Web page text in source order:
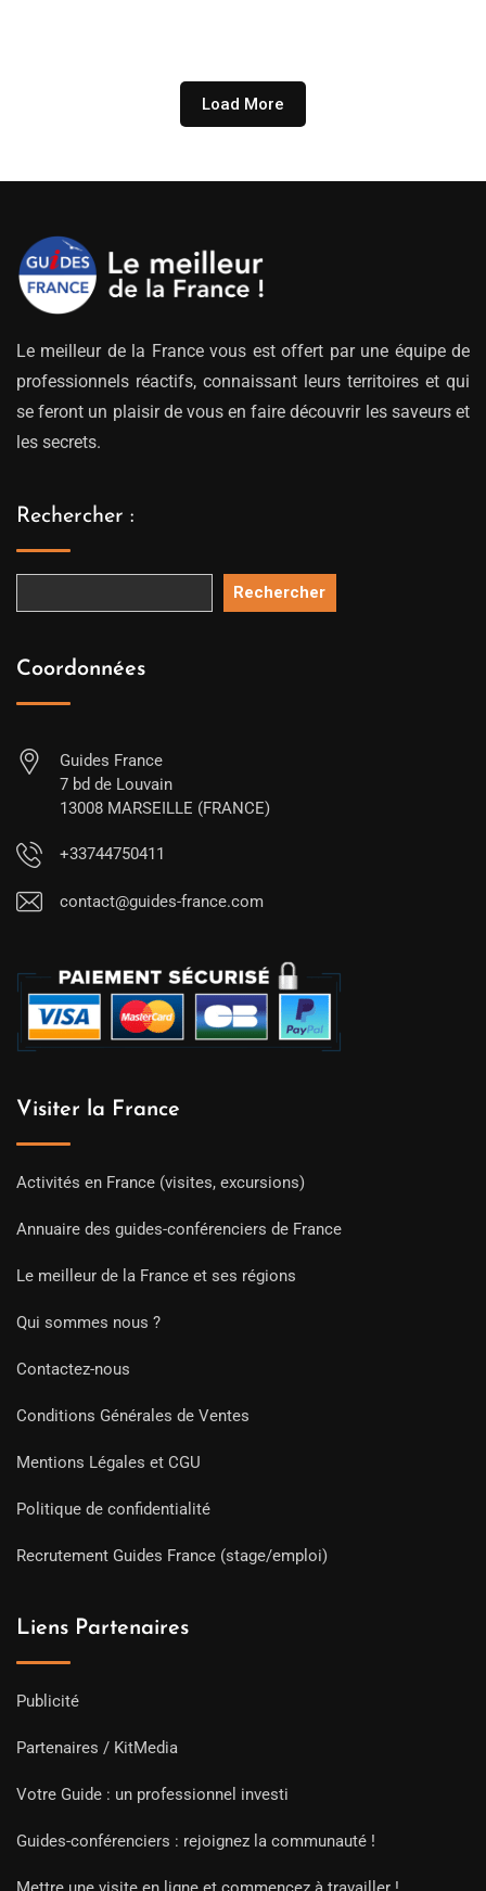
à
349.00€
Load More
Le meilleur de la France vous est offert par une équipe de
professionnels réactifs, connaissant leurs territoires et qui
se feront un plaisir de vous en faire découvrir les saveurs et
les secrets.
Rechercher :
Rechercher
Coordonnées
Guides France
7 bd de Louvain
13008 MARSEILLE (FRANCE)
+33744750411
contact@guides-france.com
Visiter la France
Activités en France (visites, excursions)
Annuaire des guides-conférenciers de France
Le meilleur de la France et ses régions
Qui sommes nous ?
Contactez-nous
Conditions Générales de Ventes
Mentions Légales et CGU
Politique de confidentialité
Recrutement Guides France (stage/emploi)
Liens Partenaires
Publicité
Partenaires / KitMedia
Votre Guide : un professionnel investi
Guides-conférenciers : rejoignez la communauté !